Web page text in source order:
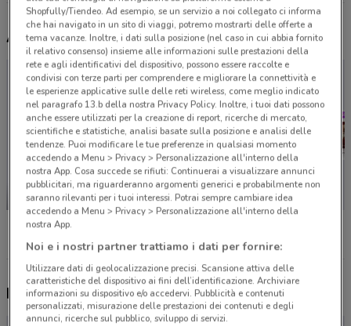
Altri volantini nelle vicinanze
-3 GIORNI
Unieuro
Nuovi prodotti da provare
Shopfully/Tiendeo. Ad esempio, se un servizio a noi collegato ci informa
che hai navigato in un sito di viaggi, potremo mostrarti delle offerte a
tema vacanze. Inoltre, i dati sulla posizione (nel caso in cui abbia fornito
il relativo consenso) insieme alle informazioni sulle prestazioni della
rete e agli identificativi del dispositivo, possono essere raccolte e
condivisi con terze parti per comprendere e migliorare la connettività e
le esperienze applicative sulle delle reti wireless, come meglio indicato
nel paragrafo 13.b della nostra Privacy Policy. Inoltre, i tuoi dati possono
anche essere utilizzati per la creazione di report, ricerche di mercato,
scientifiche e statistiche, analisi basate sulla posizione e analisi delle
tendenze. Puoi modificare le tue preferenze in qualsiasi momento
accedendo a Menu > Privacy > Personalizzazione all'interno della
nostra App. Cosa succede se rifiuti: Continuerai a visualizzare annunci
pubblicitari, ma riguarderanno argomenti generici e probabilmente non
saranno rilevanti per i tuoi interessi. Potrai sempre cambiare idea
accedendo a Menu > Privacy > Personalizzazione all'interno della
nostra App.
Noi e i nostri partner trattiamo i dati per fornire:
Utilizzare dati di geolocalizzazione precisi. Scansione attiva delle
caratteristiche del dispositivo ai fini dell’identificazione. Archiviare
informazioni su dispositivo e/o accedervi. Pubblicità e contenuti
personalizzati, misurazione delle prestazioni dei contenuti e degli
annunci, ricerche sul pubblico, sviluppo di servizi.